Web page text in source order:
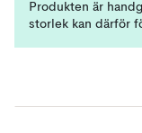
Produkten är
storlek kan därför